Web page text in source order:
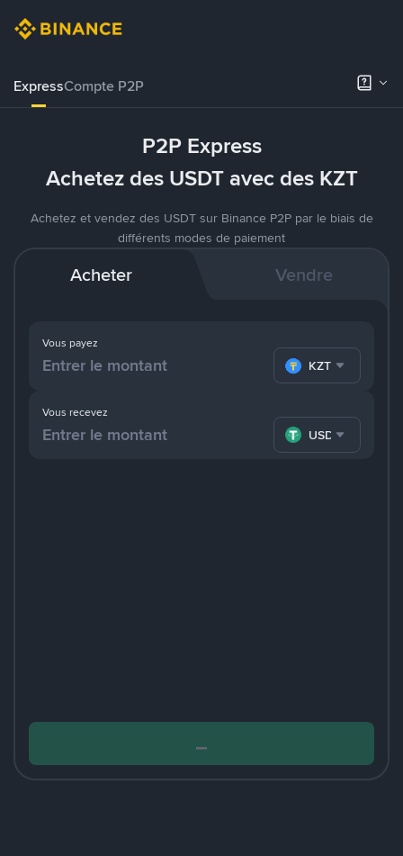
ExpressCompte P2P
P2P Express
Achetez des USDT avec des KZT
Achetez et vendez des USDT sur Binance P2P par le biais de
différents modes de paiement
Acheter Vendre
Vous payez
KZT
Vous recevez
USDT